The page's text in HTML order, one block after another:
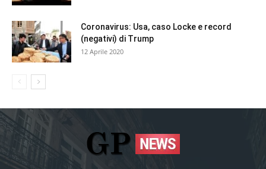
Coronavirus: Usa, caso Locke e record
(negativi) di Trump
12 Aprile 2020